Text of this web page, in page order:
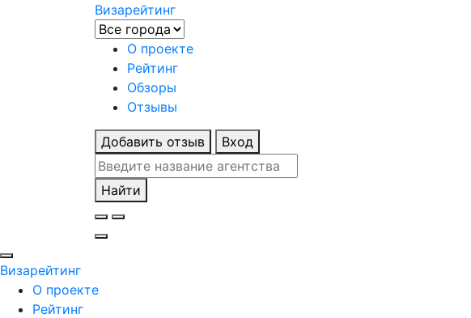
Визарейтинг
О проекте
Рейтинг
Обзоры
Отзывы
Добавить отзыв Вход
Найти
Визарейтинг
О проекте
Рейтинг